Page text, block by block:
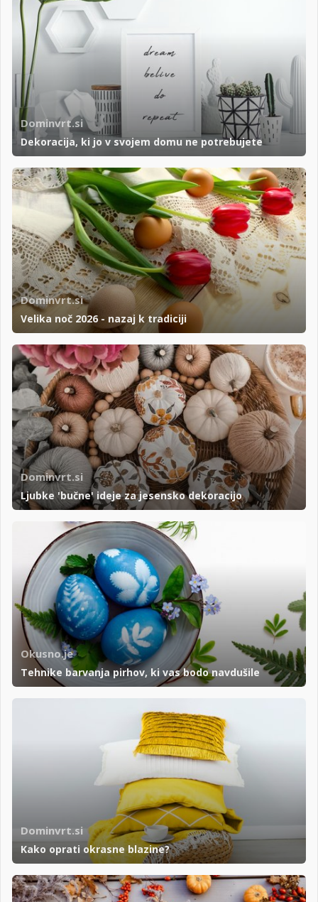
Dominvrt.si
Dekoracija, ki jo v svojem domu ne potrebujete
Dominvrt.si
Velika noč 2026 - nazaj k tradiciji
Dominvrt.si
Ljubke 'bučne' ideje za jesensko dekoracijo
Okusno.je
Tehnike barvanja pirhov, ki vas bodo navdušile
Dominvrt.si
Kako oprati okrasne blazine?